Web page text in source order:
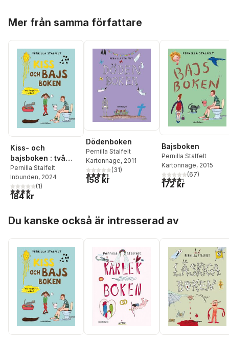
Mer från samma författare
Kiss- och
bajsboken : två
favoriter i en bok!
Pernilla Stalfelt
Inbunden, 2024
4,0utav 5 stjärnor. Totalt antal röster:
(1)
184 kr
Dödenboken
Pernilla Stalfelt
Kartonnage, 2011
4,4utav 5 stjärnor. Totalt antal röster:
(31)
158 kr
Bajsboken
Pernilla Stalfelt
Kartonnage, 2015
4,3utav 5 stjärnor.
(67)
172 kr
Du kanske också är intresserad av